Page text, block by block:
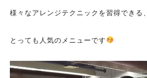
様々なアレンジテクニックを習得できる、
とっても人気のメニューです